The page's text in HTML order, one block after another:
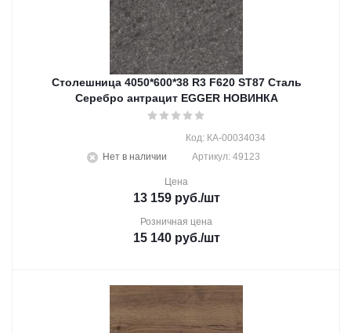
Столешница 4050*600*38 R3 F620 ST87 Сталь
Серебро антрацит EGGER НОВИНКА
Нет в наличии
Код: КА-00034034
Артикул: 49123
Цена
13 159руб./шт
Розничная цена
15 140руб./шт